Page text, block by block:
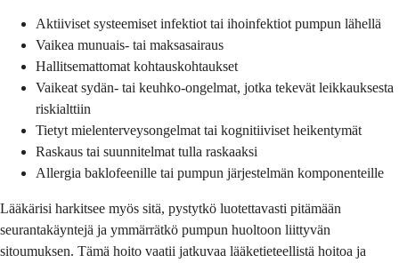
Aktiiviset systeemiset infektiot tai ihoinfektiot pumpun lähellä
Vaikea munuais- tai maksasairaus
Hallitsemattomat kohtauskohtaukset
Vaikeat sydän- tai keuhko-ongelmat, jotka tekevät leikkauksesta
riskialttiin
Tietyt mielenterveysongelmat tai kognitiiviset heikentymät
Raskaus tai suunnitelmat tulla raskaaksi
Allergia baklofeenille tai pumpun järjestelmän komponenteille
Lääkärisi harkitsee myös sitä, pystytkö luotettavasti pitämään
seurantakäyntejä ja ymmärrätkö pumpun huoltoon liittyvän
sitoumuksen. Tämä hoito vaatii jatkuvaa lääketieteellistä hoitoa ja